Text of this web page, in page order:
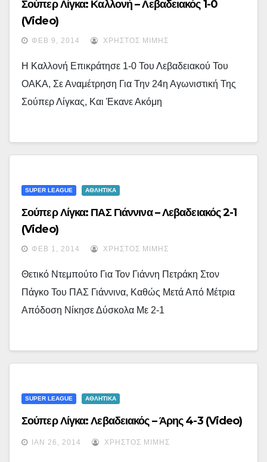
Σούπερ Λίγκα: Καλλονή – Λεβαδειακός 1-0
(video)
ΦΕΒ 9, 2014 ΧΡΉΣΤΟΣ ΜΊΜΗΣ
Η Καλλονή Επικράτησε 1-0 Του Λεβαδειακού Του
ΟΑΚΑ, Σε Αναμέτρηση Για Την 24η Αγωνιστική Της
Σούπερ Λίγκας, Και Έκανε Ακόμη
SUPER LEAGUE ΑΘΛΗΤΙΚΑ
Σούπερ Λίγκα: ΠΑΣ Γιάννινα – Λεβαδειακός 2-1
(video)
ΦΕΒ 1, 2014 ΧΡΉΣΤΟΣ ΜΊΜΗΣ
Θετικό Ντεμπούτο Για Τον Γιάννη Πετράκη Στον
Πάγκο Του ΠΑΣ Γιάννινα, Καθώς Μετά Από Μέτρια
Απόδοση Νίκησε Δύσκολα Με 2-1
SUPER LEAGUE ΑΘΛΗΤΙΚΑ
Σούπερ Λίγκα: Λεβαδειακός – Άρης 4-3 (video)
ΙΑΝ 26, 2014 ΧΡΉΣΤΟΣ ΜΊΜΗΣ